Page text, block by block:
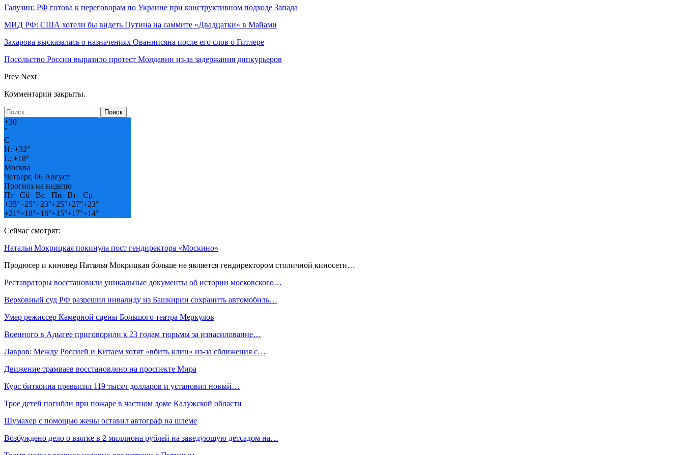
Галузин: РФ готова к переговорам по Украине при конструктивном подходе Запада
МИД РФ: США хотели бы видеть Путина на саммите «Двадцатки» в Майами
Захарова высказалась о назначениях Ованнисяна после его слов о Гитлере
Посольство России выразило протест Молдавии из-за задержания дипкурьеров
Prev Next
Комментарии закрыты.
+30
°
C
H: +32°
L: +18°
Москва
Четверг, 06 Август
Прогноз на неделю
Пт
Сб Вс Пн Вт
Ср
+35°+25°+23°+25°+27°+23°
+21°+18°+16°+15°+17°+14°
Сейчас смотрят:
Наталья Мокрицкая покинула пост гендиректора «Москино»
Продюсер и киновед Наталья Мокрицкая больше не является гендиректором столичной киносети…
Реставраторы восстановили уникальные документы об истории московского…
Верховный суд РФ разрешил инвалиду из Башкирии сохранить автомобиль…
Умер режиссер Камерной сцены Большого театра Меркулов
Военного в Адыгее приговорили к 23 годам тюрьмы за изнасилование…
Лавров: Между Россией и Китаем хотят «вбить клин» из-за сближения с…
Движение трамваев восстановлено на проспекте Мира
Курс биткоина превысил 119 тысяч долларов и установил новый…
Трое детей погибли при пожаре в частном доме Калужской области
Шумахер с помощью жены оставил автограф на шлеме
Возбуждено дело о взятке в 2 миллиона рублей на заведующую детсадом на…